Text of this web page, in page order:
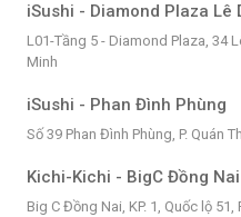
iSushi - Diamond Plaza Lê
L01-Tầng 5 - Diamond Plaza, 34
Minh
iSushi - Phan Đình Phùng
Số 39 Phan Đình Phùng, P. Quán
Kichi-Kichi - BigC Đồng Nai
Big C Đồng Nai, KP. 1, Quốc lộ